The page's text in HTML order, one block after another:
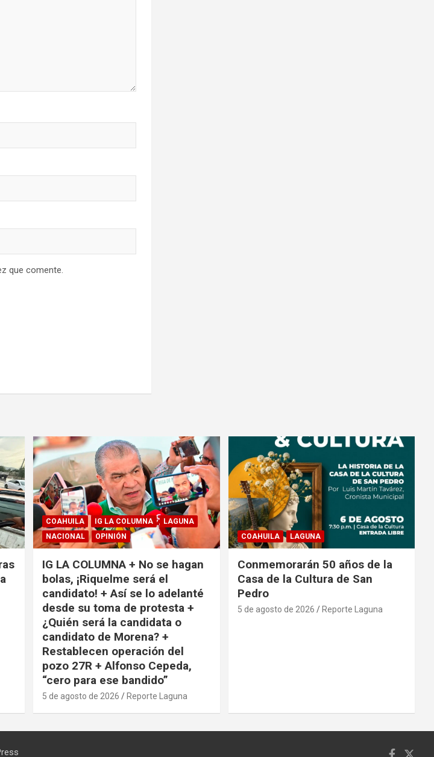
que comente.
COAHUILA IG LA COLUMNA
LAGUNA
NACIONAL
OPINIÓN
IG LA COLUMNA + No se hagan
bolas, ¡Riquelme será el
candidato! + Así se lo adelanté
desde su toma de protesta +
¿Quién será la candidata o
candidato de Morena? +
Restablecen operación del
pozo 27R + Alfonso Cepeda,
“cero para ese bandido”
5 de agosto de 2026 Reporte Laguna
COAHUILA LAGUNA
Conmemorarán 50 años de la
Casa de la Cultura de San
Pedro
5 de agosto de 2026 Reporte Laguna